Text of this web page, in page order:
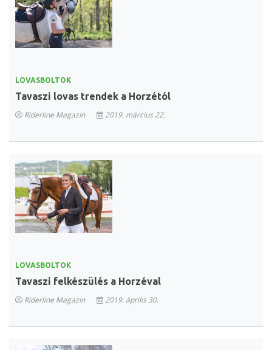
LOVASBOLTOK
Tavaszi lovas trendek a Horzétól
Riderline Magazin 2019. március 22.
LOVASBOLTOK
Tavaszi felkészülés a Horzéval
Riderline Magazin 2019. április 30.